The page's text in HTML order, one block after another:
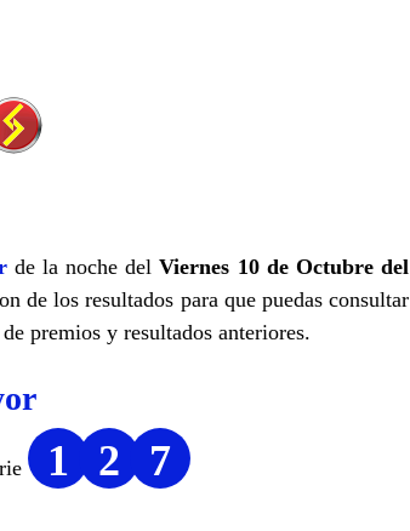
de la noche delViernes 10 de Octubre del
de los resultados para que puedas consultar
premios y resultados anteriores.
1 2 7